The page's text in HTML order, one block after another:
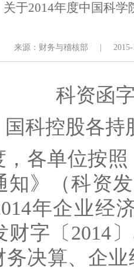
关于2014年度中国科
来源：财务与稽核部
科资函
国科控股各持
，各单位按
知》（科资
年企业经
财字〔 2014 〕
务决算、企